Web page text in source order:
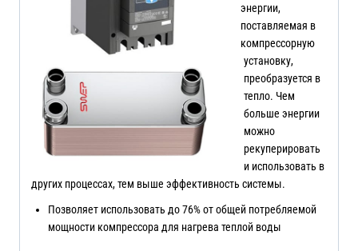
энергии,
поставляемая в
компрессорную
установку,
преобразуется в
тепло. Чем
больше энергии
можно
рекуперировать
и использовать в
других процессах, тем выше эффективность системы.
Позволяет использовать до 76% от общей потребляемой
мощности компрессора для нагрева теплой воды